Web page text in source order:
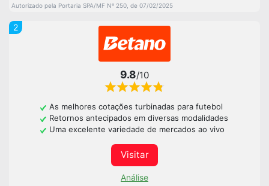
Autorizado pela Portaria SPA/MF Nº 250, de 07/02/2025
2
9.8/10
As melhores cotações turbinadas para futebol
Retornos antecipados em diversas modalidades
Uma excelente variedade de mercados ao vivo
Visitar
Análise